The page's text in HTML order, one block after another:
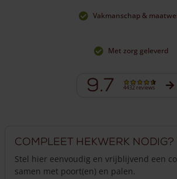
Vakmanschap &
Met zorg geleverd
9.7 4432 reviews
Compleet hekwerk nodig?
Stel hier eenvoudig en vrijblijvend een
samen met poort(en) en palen.